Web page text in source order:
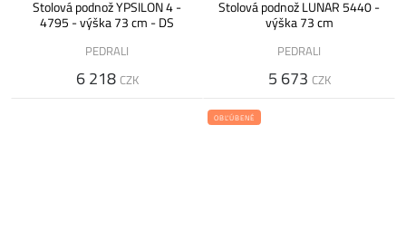
Stolová podnož YPSILON 4 -
4795 - výška 73 cm - DS
PEDRALI
6 218 CZK
Stolová podnož LUNAR 5440 -
výška 73 cm
PEDRALI
5 673 CZK
OBĽÚBENÉ